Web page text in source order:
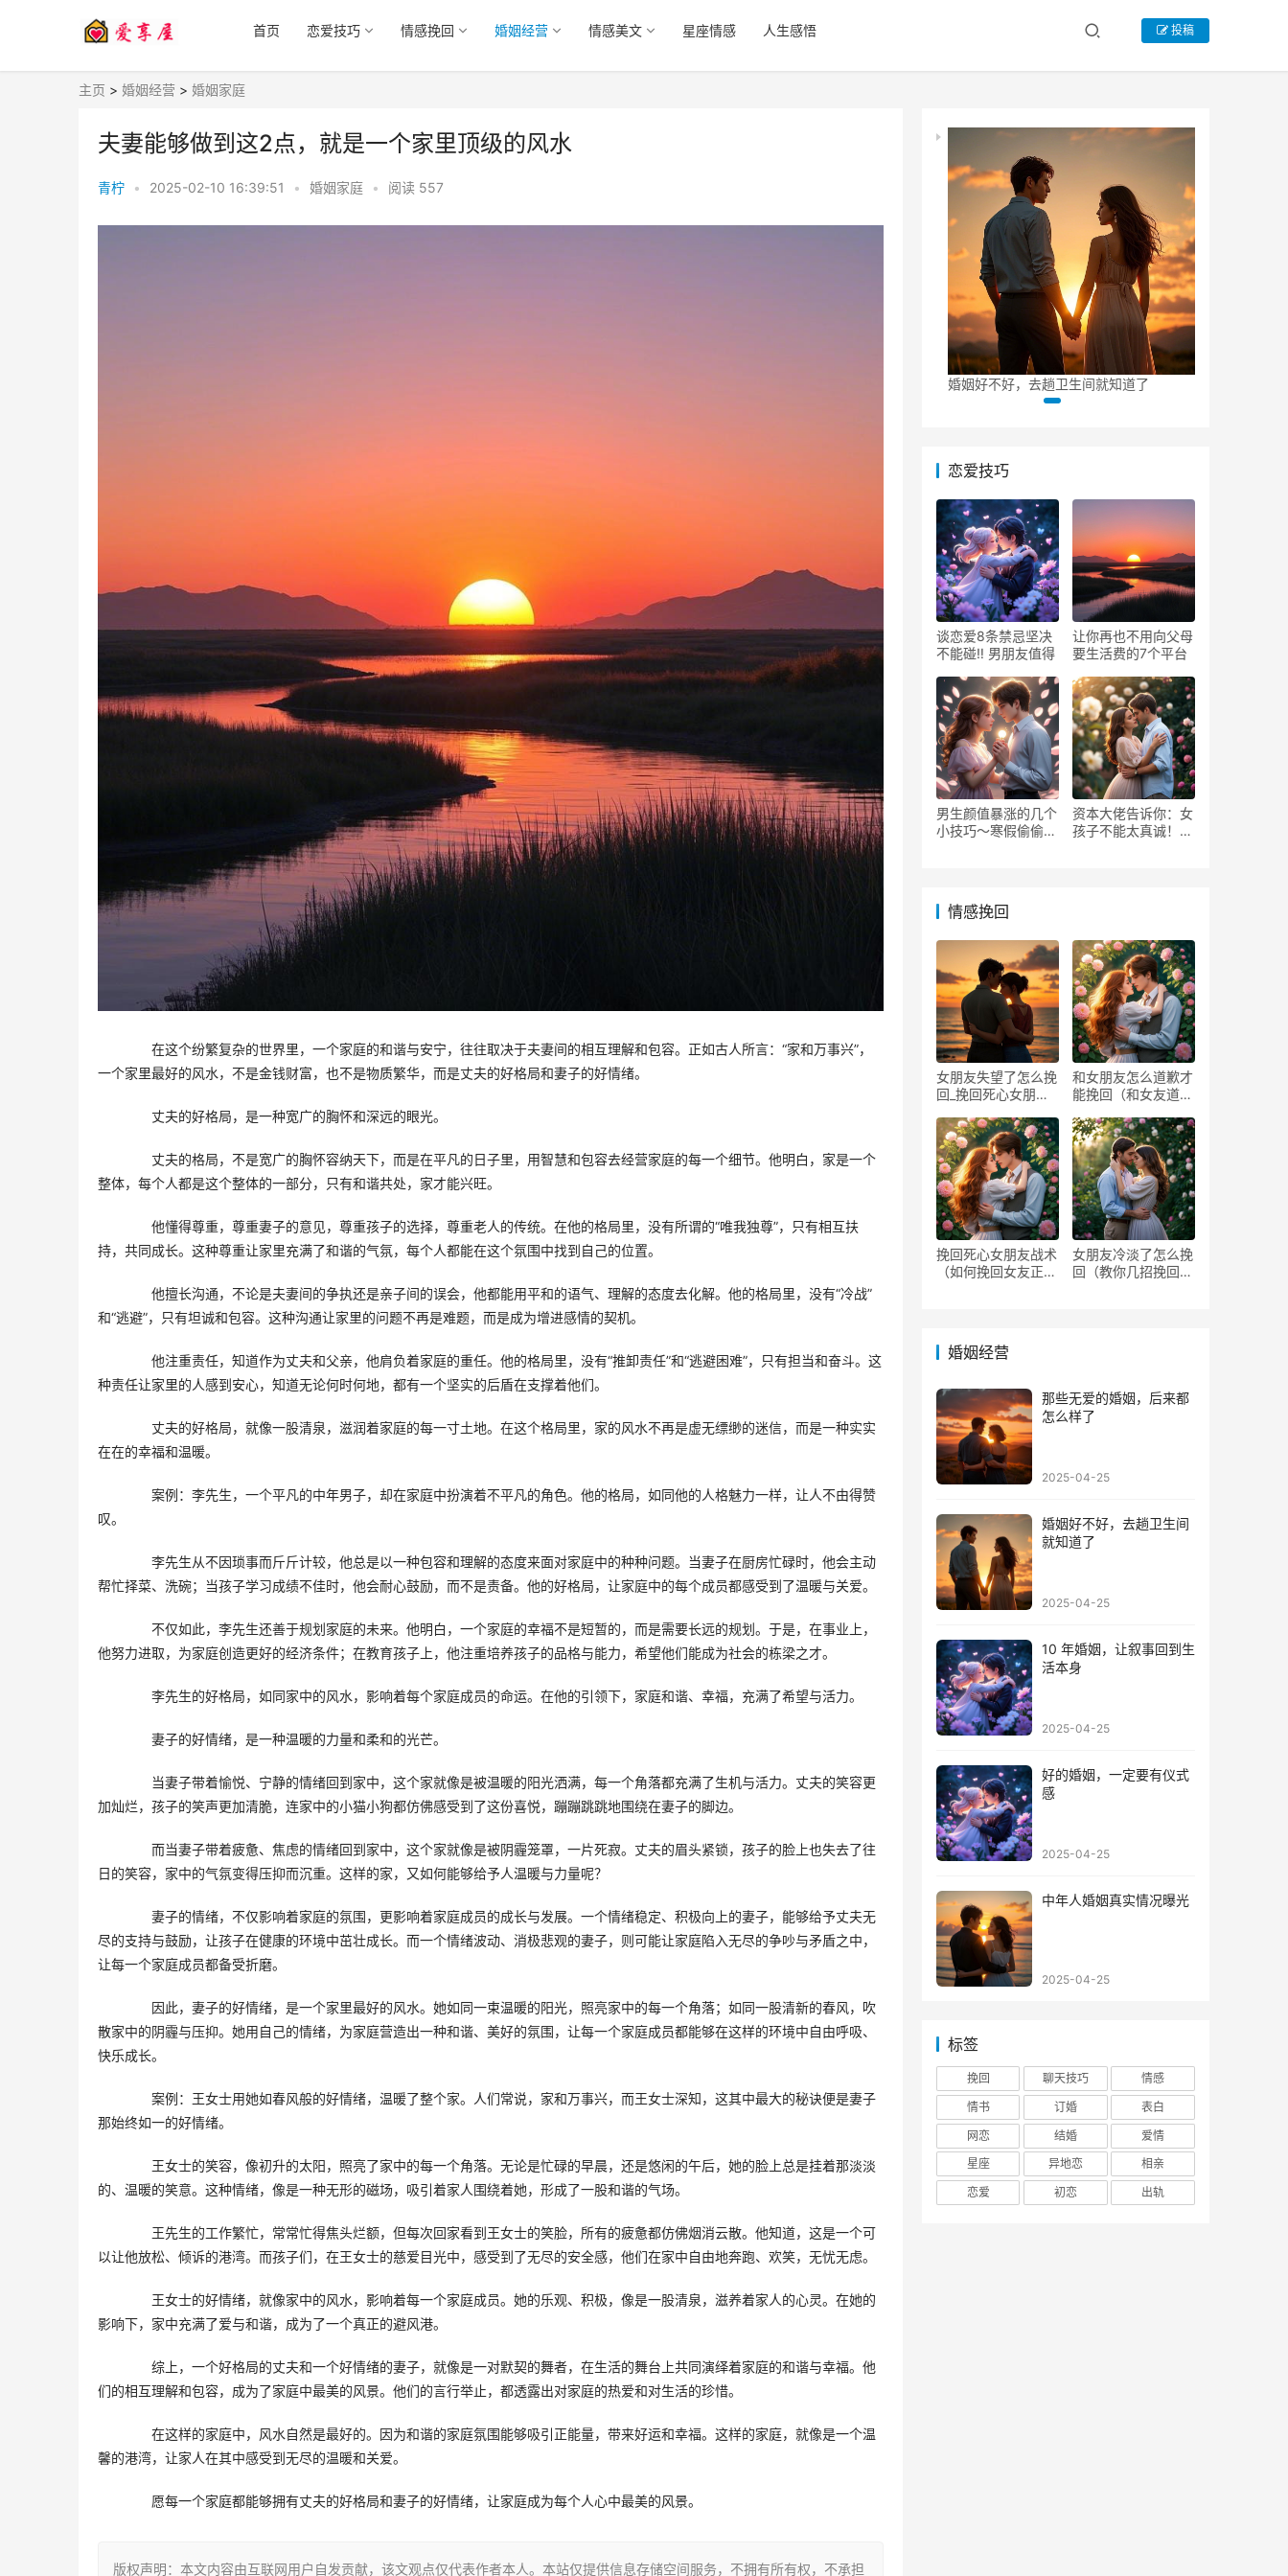
首页 恋爱技巧 情感挽回 婚姻经营 情感美文 星座情感 人生感悟 投稿
主页 > 婚姻经营 > 婚姻家庭
夫妻能够做到这2点，就是一个家里顶级的风水
青柠 • 2025-02-10 16:39:51 • 婚姻家庭 • 阅读 557
在这个纷繁复杂的世界里，一个家庭的和谐与安宁，往往取决于夫妻间的相互理解和包容。正如古人所言：“家和万事兴”，
一个家里最好的风水，不是金钱财富，也不是物质繁华，而是丈夫的好格局和妻子的好情绪。
丈夫的好格局，是一种宽广的胸怀和深远的眼光。
丈夫的格局，不是宽广的胸怀容纳天下，而是在平凡的日子里，用智慧和包容去经营家庭的每一个细节。他明白，家是一个
整体，每个人都是这个整体的一部分，只有和谐共处，家才能兴旺。
他懂得尊重，尊重妻子的意见，尊重孩子的选择，尊重老人的传统。在他的格局里，没有所谓的“唯我独尊”，只有相互扶
持，共同成长。这种尊重让家里充满了和谐的气氛，每个人都能在这个氛围中找到自己的位置。
他擅长沟通，不论是夫妻间的争执还是亲子间的误会，他都能用平和的语气、理解的态度去化解。他的格局里，没有“冷战”
和“逃避”，只有坦诚和包容。这种沟通让家里的问题不再是难题，而是成为增进感情的契机。
他注重责任，知道作为丈夫和父亲，他肩负着家庭的重任。他的格局里，没有“推卸责任”和“逃避困难”，只有担当和奋斗。这
种责任让家里的人感到安心，知道无论何时何地，都有一个坚实的后盾在支撑着他们。
丈夫的好格局，就像一股清泉，滋润着家庭的每一寸土地。在这个格局里，家的风水不再是虚无缥缈的迷信，而是一种实实
在在的幸福和温暖。
案例：李先生，一个平凡的中年男子，却在家庭中扮演着不平凡的角色。他的格局，如同他的人格魅力一样，让人不由得赞
叹。
李先生从不因琐事而斤斤计较，他总是以一种包容和理解的态度来面对家庭中的种种问题。当妻子在厨房忙碌时，他会主动
帮忙择菜、洗碗；当孩子学习成绩不佳时，他会耐心鼓励，而不是责备。他的好格局，让家庭中的每个成员都感受到了温暖与关爱。
不仅如此，李先生还善于规划家庭的未来。他明白，一个家庭的幸福不是短暂的，而是需要长远的规划。于是，在事业上，
他努力进取，为家庭创造更好的经济条件；在教育孩子上，他注重培养孩子的品格与能力，希望他们能成为社会的栋梁之才。
李先生的好格局，如同家中的风水，影响着每个家庭成员的命运。在他的引领下，家庭和谐、幸福，充满了希望与活力。
妻子的好情绪，是一种温暖的力量和柔和的光芒。
当妻子带着愉悦、宁静的情绪回到家中，这个家就像是被温暖的阳光洒满，每一个角落都充满了生机与活力。丈夫的笑容更
加灿烂，孩子的笑声更加清脆，连家中的小猫小狗都仿佛感受到了这份喜悦，蹦蹦跳跳地围绕在妻子的脚边。
而当妻子带着疲惫、焦虑的情绪回到家中，这个家就像是被阴霾笼罩，一片死寂。丈夫的眉头紧锁，孩子的脸上也失去了往
日的笑容，家中的气氛变得压抑而沉重。这样的家，又如何能够给予人温暖与力量呢？
妻子的情绪，不仅影响着家庭的氛围，更影响着家庭成员的成长与发展。一个情绪稳定、积极向上的妻子，能够给予丈夫无
尽的支持与鼓励，让孩子在健康的环境中茁壮成长。而一个情绪波动、消极悲观的妻子，则可能让家庭陷入无尽的争吵与矛盾之中，
让每一个家庭成员都备受折磨。
因此，妻子的好情绪，是一个家里最好的风水。她如同一束温暖的阳光，照亮家中的每一个角落；如同一股清新的春风，吹
散家中的阴霾与压抑。她用自己的情绪，为家庭营造出一种和谐、美好的氛围，让每一个家庭成员都能够在这样的环境中自由呼吸、
快乐成长。
案例：王女士用她如春风般的好情绪，温暖了整个家。人们常说，家和万事兴，而王女士深知，这其中最大的秘诀便是妻子
那始终如一的好情绪。
王女士的笑容，像初升的太阳，照亮了家中的每一个角落。无论是忙碌的早晨，还是悠闲的午后，她的脸上总是挂着那淡淡
的、温暖的笑意。这种情绪，像是一种无形的磁场，吸引着家人围绕着她，形成了一股和谐的气场。
王先生的工作繁忙，常常忙得焦头烂额，但每次回家看到王女士的笑脸，所有的疲惫都仿佛烟消云散。他知道，这是一个可
以让他放松、倾诉的港湾。而孩子们，在王女士的慈爱目光中，感受到了无尽的安全感，他们在家中自由地奔跑、欢笑，无忧无虑。
王女士的好情绪，就像家中的风水，影响着每一个家庭成员。她的乐观、积极，像是一股清泉，滋养着家人的心灵。在她的
影响下，家中充满了爱与和谐，成为了一个真正的避风港。
综上，一个好格局的丈夫和一个好情绪的妻子，就像是一对默契的舞者，在生活的舞台上共同演绎着家庭的和谐与幸福。他
们的相互理解和包容，成为了家庭中最美的风景。他们的言行举止，都透露出对家庭的热爱和对生活的珍惜。
在这样的家庭中，风水自然是最好的。因为和谐的家庭氛围能够吸引正能量，带来好运和幸福。这样的家庭，就像是一个温
馨的港湾，让家人在其中感受到无尽的温暖和关爱。
愿每一个家庭都能够拥有丈夫的好格局和妻子的好情绪，让家庭成为每个人心中最美的风景。
版权声明：本文内容由互联网用户自发贡献，该文观点仅代表作者本人。本站仅提供信息存储空间服务，不拥有所有权，不承担
婚姻好不好，去趟卫生间就知道了
恋爱技巧
谈恋爱8条禁忌坚决
不能碰‼️ 男朋友值得
让你再也不用向父母
要生活费的7个平台
男生颜值暴涨的几个
小技巧～寒假偷偷逆
资本大佬告诉你：女
孩子不能太真诚！大
情感挽回
女朋友失望了怎么挽
回_挽回死心女朋友
和女朋友怎么道歉才
能挽回（和女友道歉
挽回死心女朋友战术
（如何挽回女友正确
女朋友冷淡了怎么挽
回（教你几招挽回她
婚姻经营
那些无爱的婚姻，后来都
怎么样了
2025-04-25
婚姻好不好，去趟卫生间
就知道了
2025-04-25
10 年婚姻，让叙事回到生
活本身
2025-04-25
好的婚姻，一定要有仪式
感
2025-04-25
中年人婚姻真实情况曝光
2025-04-25
标签
挽回 聊天技巧
情感
情书
订婚
表白
网恋
结婚
爱情
星座
异地恋
相亲
恋爱
初恋 出轨